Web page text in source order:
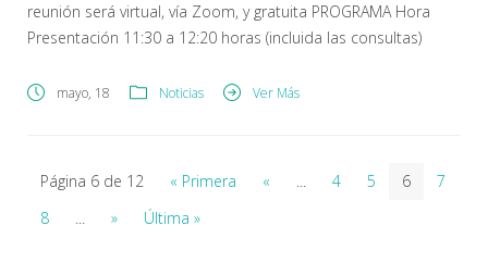
reunión será virtual, vía Zoom, y gratuita PROGRAMA Hora
Presentación 11:30 a 12:20 horas (incluida las consultas)
hipoboscidas (Diptera: Hippoboscidae): ¿Vectores ignorados
mayo, 18 Noticias Ver Más
Página 6 de 12 « Primera « ... 4 5 6
7
8
... » Última »